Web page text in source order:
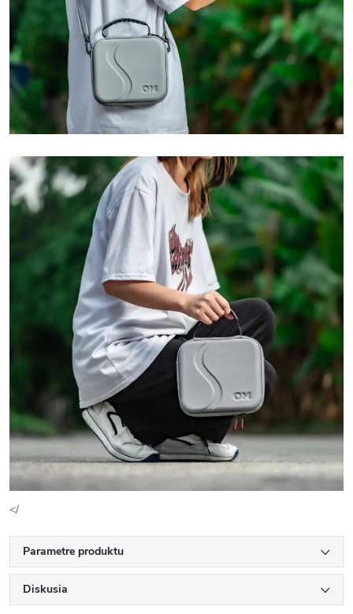
</
Parametre produktu
Diskusia